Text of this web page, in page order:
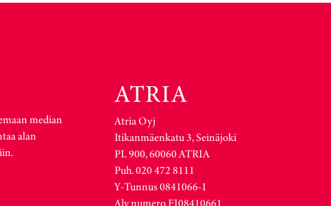
median
alan
Atria Oyj
Itikanmäenkatu 3, Seinäjoki
PL 900, 60060 ATRIA
Puh. 020 472 8111
Y-Tunnus 0841066-1